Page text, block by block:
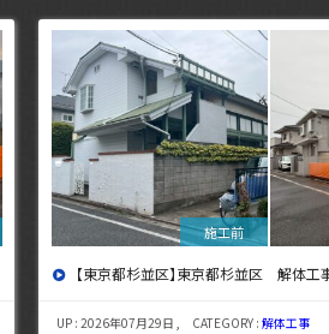
【東京都杉並区】東京都杉並区 解体工事【東京・埼玉・
UP : 2026年07月29日 , CATEGORY :解体工事